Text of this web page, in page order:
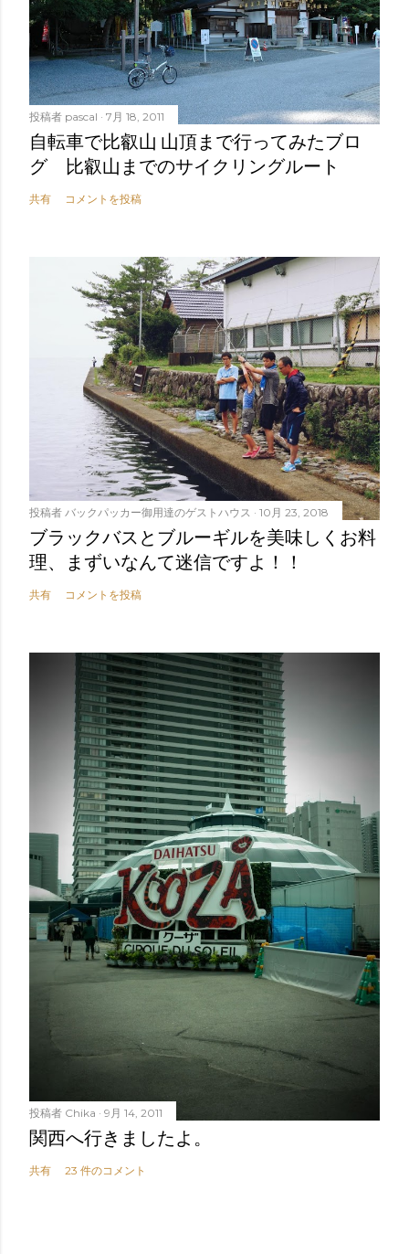
投稿者 pascal 7月 18, 2011
自転車で比叡山 山頂まで行ってみたブロ
グ 比叡山までのサイクリングルート
共有 コメントを投稿
投稿者 バックパッカー御用達のゲストハウス 10月 23, 2018
ブラックバスとブルーギルを美味しくお料
理、まずいなんて迷信ですよ！！
共有 コメントを投稿
投稿者 Chika 9月 14, 2011
関西へ行きましたよ。
共有 23 件のコメント